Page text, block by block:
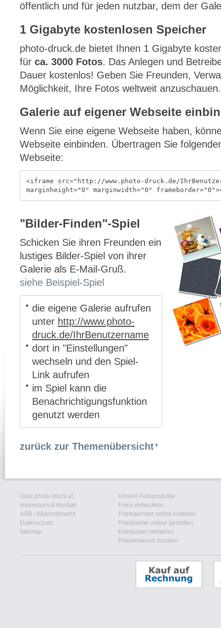
öffentlich und für jeden nutzbar, dem der
1 Gigabyte kostenlosen Speicher
photo-druck.de bietet Ihnen 1 Gigabyte
für ca. 3000 Fotos. Das Anlegen und
Dauer kostenlos! Geben Sie Freunden,
Möglichkeit, Ihre Fotos weltweit anzuschauen.
Galerie auf eigener Webseite
Wenn Sie eine eigene Webseite haben,
Webseite einbinden. Übertragen Sie
Webseite:
<iframe src="http://www.photo-druck.de/
marginheight="0" marginwidth="0"
"Bilder-Finden"-Spiel
Schicken Sie ihren Freunden ein
lustiges Bilder-Spiel von ihrer
Galerie als E-Mail-Gruß.
siehe Beispiel-Spiel
die eigene Galerie aufrufen
unter http://www.photo-
druck.de/IhrBenutzername
dort in "Einstellungen"
wechseln und den Spiel-
Link aufrufen
im Spiel kann die
Benachrichtigungsfunktion
genutzt werden
zurück zur Themenübersicht
Über photo-druck.at
Impressum & Kontakt
AGB / Widerrufsrecht
Datenschutz
Sitemap
Unsere Fotoprodukte
Fotos entwickeln
Fotokalender selbst erstellen
Fotobücher online gestalten
Fototassen bestellen
Fotoleinwand drucken